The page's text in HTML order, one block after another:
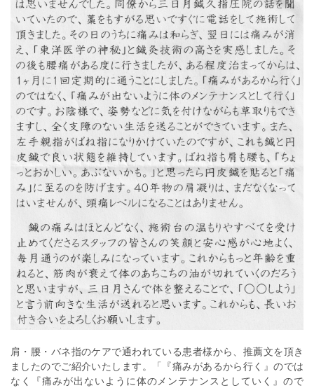
肩・腰・バネ指のケアで通われている患者様から、推薦文を頂き
ましたのでご紹介いたします。「『痛みがあるから行く』のでは
なく『痛みが出ないように体のメンテナンスとしていく』ので